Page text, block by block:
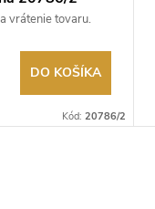
vrátenie tovaru.
DO KOŠÍKA
Kód: 20786/2